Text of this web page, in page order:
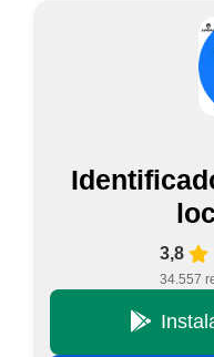
3,8
34.557